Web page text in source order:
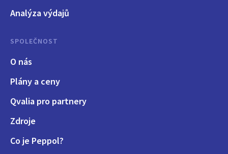
Analýza výdajů
SPOLEČNOST
O nás
Plány a ceny
Qvalia pro partnery
Zdroje
Co je Peppol?